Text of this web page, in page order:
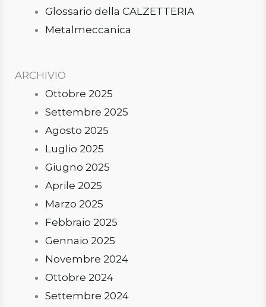
Glossario della CALZETTERIA
Metalmeccanica
ARCHIVIO
Ottobre 2025
Settembre 2025
Agosto 2025
Luglio 2025
Giugno 2025
Aprile 2025
Marzo 2025
Febbraio 2025
Gennaio 2025
Novembre 2024
Ottobre 2024
Settembre 2024